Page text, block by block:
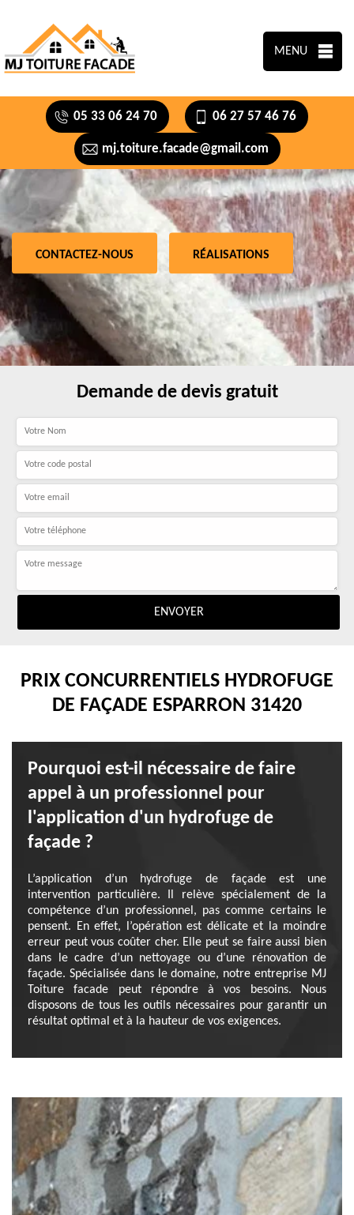
MENU
05 33 06 24 70 06 27 57 46 76
mj.toiture.facade@gmail.com
CONTACTEZ-NOUS RÉALISATIONS
Demande de devis gratuit
PRIX CONCURRENTIELS HYDROFUGE
DE FAÇADE ESPARRON 31420
Pourquoi est-il nécessaire de faire
appel à un professionnel pour
l'application d'un hydrofuge de
façade ?
L’application d’un hydrofuge de façade est une
intervention particulière. Il relève spécialement de la
compétence d’un professionnel, pas comme certains le
pensent. En effet, l’opération est délicate et la moindre
erreur peut vous coûter cher. Elle peut se faire aussi bien
dans le cadre d’un nettoyage ou d’une rénovation de
façade. Spécialisée dans le domaine, notre entreprise MJ
Toiture facade peut répondre à vos besoins. Nous
disposons de tous les outils nécessaires pour garantir un
résultat optimal et à la hauteur de vos exigences.